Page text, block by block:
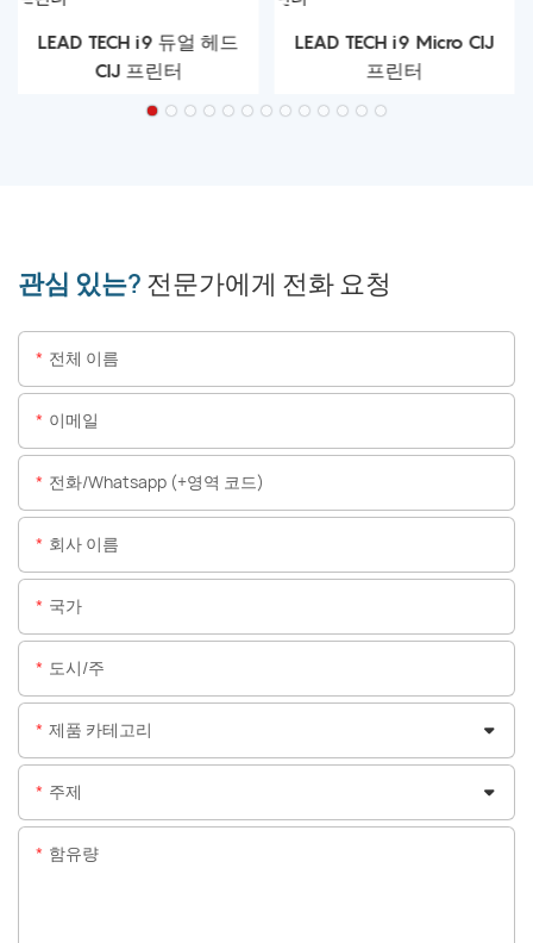
LEAD TECH i9 듀얼 헤드
CIJ 프린터
LEAD TECH i9 Micro CIJ
프린터
관심 있는? 전문가에게 전화 요청
전체 이름
이메일
전화/whatsapp (+영역 코드)
회사 이름
국가
도시/주
제품 카테고리
주제
함유량